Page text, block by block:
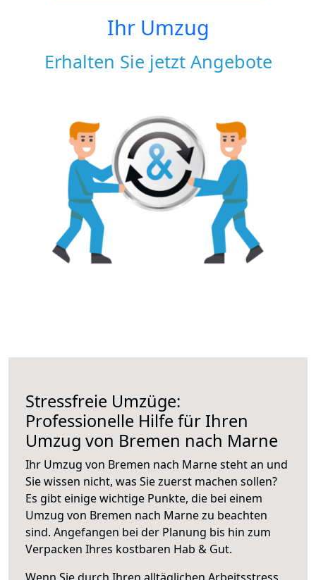
Ihr Umzug
Erhalten Sie jetzt Angebote
Stressfreie Umzüge:
Professionelle Hilfe für Ihren
Umzug von Bremen nach Marne
Ihr Umzug von Bremen nach Marne steht an und
Sie wissen nicht, was Sie zuerst machen sollen?
Es gibt einige wichtige Punkte, die bei einem
Umzug von Bremen nach Marne zu beachten
sind. Angefangen bei der Planung bis hin zum
Verpacken Ihres kostbaren Hab & Gut.